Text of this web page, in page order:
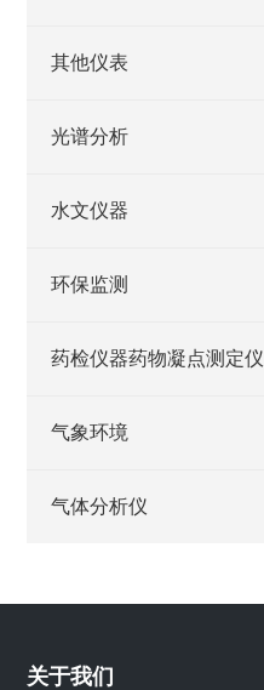
其他仪表
光谱分析
水文仪器
环保监测
药检仪器药物凝点测定仪
气象环境
气体分析仪
关于我们